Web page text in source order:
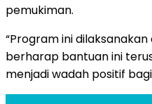
pemukiman.
“Program ini dilaksanakan
berharap bantuan ini
menjadi wadah positif